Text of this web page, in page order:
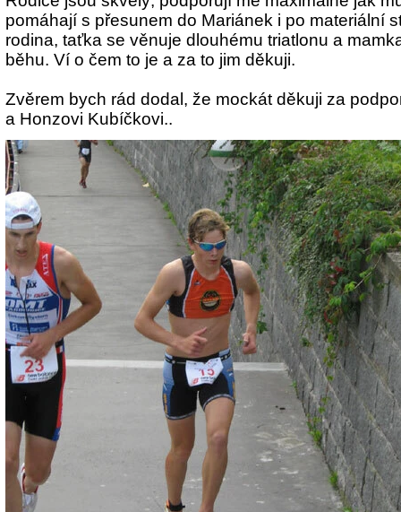
pomáhají s přesunem do Mariánek i po materiální
rodina, taťka se věnuje dlouhému triatlonu a
běhu. Ví o čem to je a za to jim děkuji.
Zvěrem bych rád dodal, že mockát děkuji za
a Honzovi Kubíčkovi..